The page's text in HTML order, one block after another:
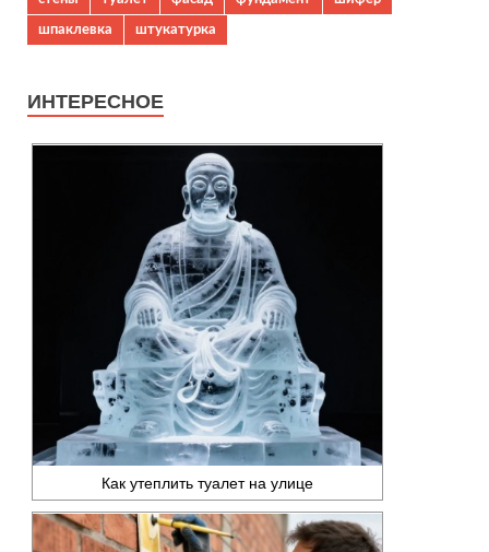
шпаклевка
штукатурка
ИНТЕРЕСНОЕ
Как утеплить туалет на улице